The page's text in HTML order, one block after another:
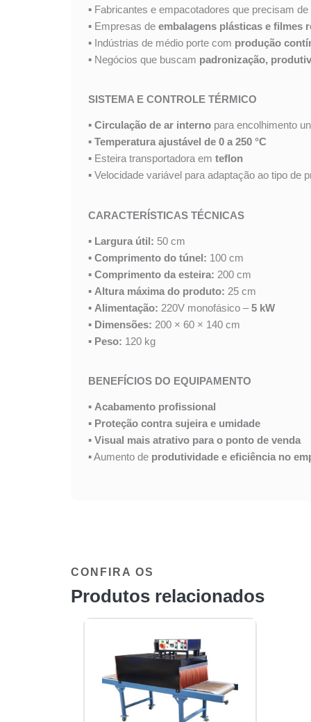
▪ Fabricantes e empacotadores que precisam de
▪ Empresas de embalagens plásticas e filmes
▪ Indústrias de médio porte com produção
▪ Negócios que buscam padronização,
SISTEMA E CONTROLE TÉRMICO
▪ Circulação de ar interno para encolhimento
▪ Temperatura ajustável de 0 a 250 °C
▪ Esteira transportadora em teflon
▪ Velocidade variável para adaptação ao tipo de
CARACTERÍSTICAS TÉCNICAS
▪ Largura útil: 50 cm
▪ Comprimento do túnel: 100 cm
▪ Comprimento da esteira: 200 cm
▪ Altura máxima do produto: 25 cm
▪ Alimentação: 220V monofásico –5 kW
▪ Dimensões: 200 × 60 × 140 cm
▪ Peso: 120 kg
BENEFÍCIOS DO EQUIPAMENTO
▪ Acabamento profissional
▪ Proteção contra sujeira e umidade
▪ Visual mais atrativo para o ponto de venda
▪ Aumento de produtividade e eficiência no
CONFIRA OS
Produtos relacionados